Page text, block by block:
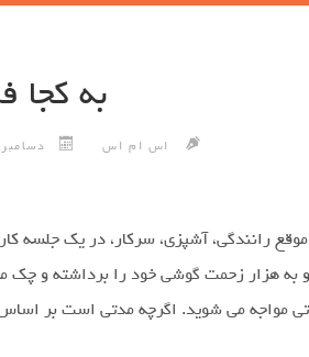
به کجا
اس ام اس دسامبر 7,
رانندگی، آشپزی، سرکار، در یک جلسه
به هزار زحمت گوشی خود را برداشته و چک
مواجه می شوید. اگرچه مدتی است بر